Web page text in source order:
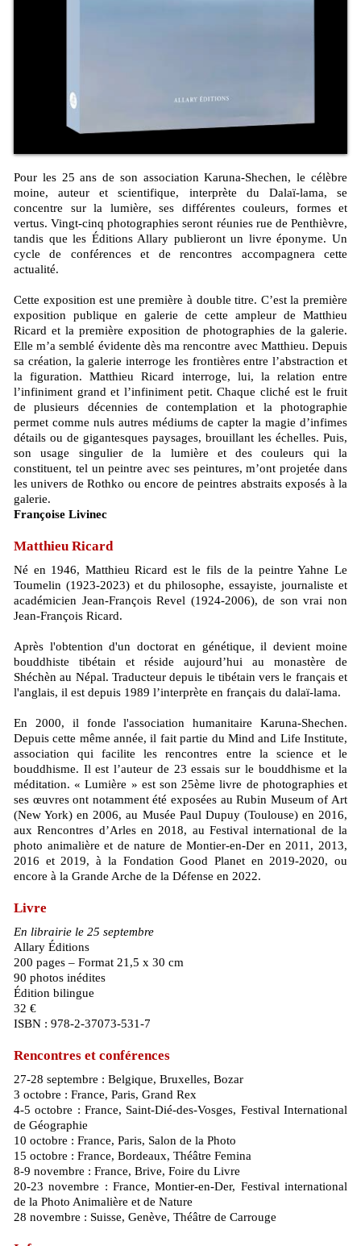
Pour les 25 ans de son association Karuna-Shechen, le célèbre
moine, auteur et scientifique, interprète du Dalaï-lama, se
concentre sur la lumière, ses différentes couleurs, formes et
vertus. Vingt-cinq photographies seront réunies rue de Penthièvre,
tandis que les Éditions Allary publieront un livre éponyme. Un
cycle de conférences et de rencontres accompagnera cette
actualité.
Cette exposition est une première à double titre. C’est la première
exposition publique en galerie de cette ampleur de Matthieu
Ricard et la première exposition de photographies de la galerie.
Elle m’a semblé évidente dès ma rencontre avec Matthieu. Depuis
sa création, la galerie interroge les frontières entre l’abstraction et
la figuration. Matthieu Ricard interroge, lui, la relation entre
l’infiniment grand et l’infiniment petit. Chaque cliché est le fruit
de plusieurs décennies de contemplation et la photographie
permet comme nuls autres médiums de capter la magie d’infimes
détails ou de gigantesques paysages, brouillant les échelles. Puis,
son usage singulier de la lumière et des couleurs qui la
constituent, tel un peintre avec ses peintures, m’ont projetée dans
les univers de Rothko ou encore de peintres abstraits exposés à la
galerie.
Françoise Livinec
Matthieu Ricard
Né en 1946, Matthieu Ricard est le fils de la peintre Yahne Le
Toumelin (1923-2023) et du philosophe, essayiste, journaliste et
académicien Jean-François Revel (1924-2006), de son vrai non
Jean-François Ricard.
Après l'obtention d'un doctorat en génétique, il devient moine
bouddhiste tibétain et réside aujourd’hui au monastère de
Shéchèn au Népal. Traducteur depuis le tibétain vers le français et
l'anglais, il est depuis 1989 l’interprète en français du dalaï-lama.
En 2000, il fonde l'association humanitaire Karuna-Shechen.
Depuis cette même année, il fait partie du Mind and Life Institute,
association qui facilite les rencontres entre la science et le
bouddhisme. Il est l’auteur de 23 essais sur le bouddhisme et la
méditation. « Lumière » est son 25ème livre de photographies et
ses œuvres ont notamment été exposées au Rubin Museum of Art
(New York) en 2006, au Musée Paul Dupuy (Toulouse) en 2016,
aux Rencontres d’Arles en 2018, au Festival international de la
photo animalière et de nature de Montier-en-Der en 2011, 2013,
2016 et 2019, à la Fondation Good Planet en 2019-2020, ou
encore à la Grande Arche de la Défense en 2022.
Livre
En librairie le 25 septembre
Allary Éditions
200 pages – Format 21,5 x 30 cm
90 photos inédites
Édition bilingue
32 €
ISBN : 978-2-37073-531-7
Rencontres et conférences
27-28 septembre : Belgique, Bruxelles, Bozar
3 octobre : France, Paris, Grand Rex
4-5 octobre : France, Saint-Dié-des-Vosges, Festival International
de Géographie
10 octobre : France, Paris, Salon de la Photo
15 octobre : France, Bordeaux, Théâtre Femina
8-9 novembre : France, Brive, Foire du Livre
20-23 novembre : France, Montier-en-Der, Festival international
de la Photo Animalière et de Nature
28 novembre : Suisse, Genève, Théâtre de Carrouge